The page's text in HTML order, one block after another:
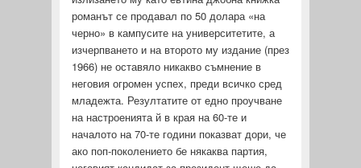
романът се прода­вал по 50 долара «на
черно» в кампусите на университетите, а
изчерпването и на второто му издание (през
1966) не оставяло никакво съмнение в
неговия огромен успех, преди всичко сред
младежта. Резултатите от едно проучване
на настроенията й в края на 60-те и
началото на 70-те години показват дори, че
ако поп-поколението бе някаква партия,